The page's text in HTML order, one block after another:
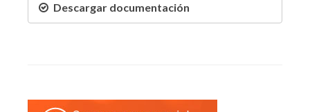
Descargar documentación